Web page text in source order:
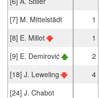
[7] M. Mittelstädt
1
[8] E. Millot
1
[9] E. Demirović
2
[18] J. Leweling
4
[24] J. Chabot